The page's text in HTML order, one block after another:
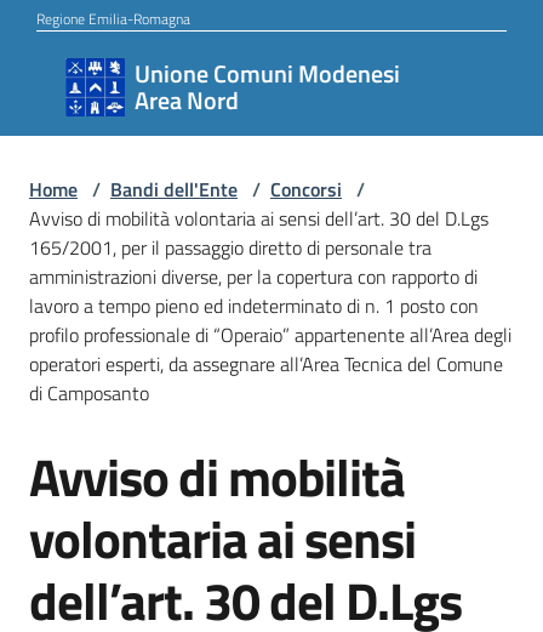
Vai al contenuto
Vai alla navigazione
Vai al footer
Regione Emilia-Romagna
Unione Comuni Modenesi
Area Nord
Unione
Comuni
Area
Nord
Amministrazione
Servizi
Home / Bandi dell'Ente / Concorsi /
Avviso di mobilità volontaria ai sensi dell’art. 30 del D.Lgs
165/2001, per il passaggio diretto di personale tra
amministrazioni diverse, per la copertura con rapporto di
lavoro a tempo pieno ed indeterminato di n. 1 posto con
profilo professionale di “Operaio” appartenente all’Area degli
operatori esperti, da assegnare all’Area Tecnica del Comune
di Camposanto
Salta al contenuto
Avviso di mobilità
volontaria ai sensi
dell’art. 30 del D.Lgs